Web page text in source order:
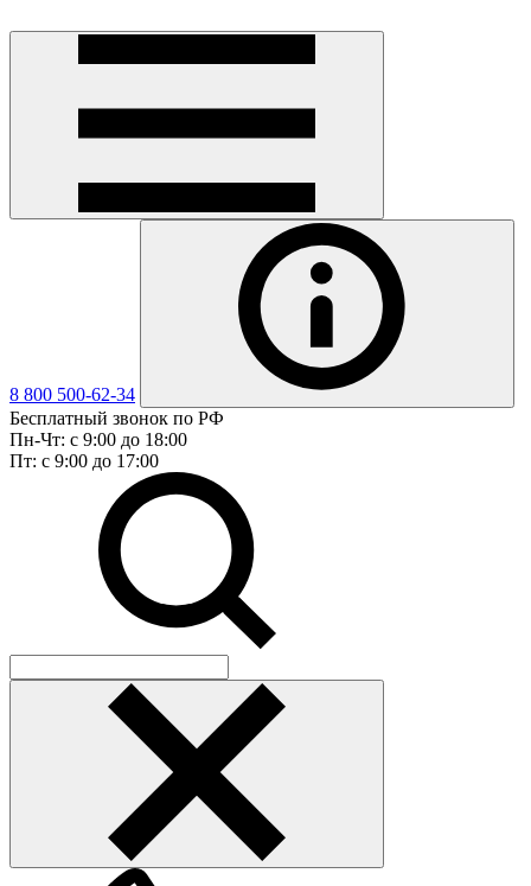
8 800 500-62-34
Бесплатный звонок по РФ
Пн-Чт: с 9:00 до 18:00
Пт: с 9:00 до 17:00